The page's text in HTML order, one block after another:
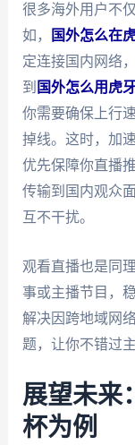
很多海外用户不
如，
国外怎么在
定连接国内网络
到 国外怎么用虎
你需要确保上行
掉线。这时，加
优先保障你直播
传输到国内观众
互不干扰。
观看直播也是同
事或主播节目，
解决因跨地域网
题，让你不错过
展望未来
杯为例